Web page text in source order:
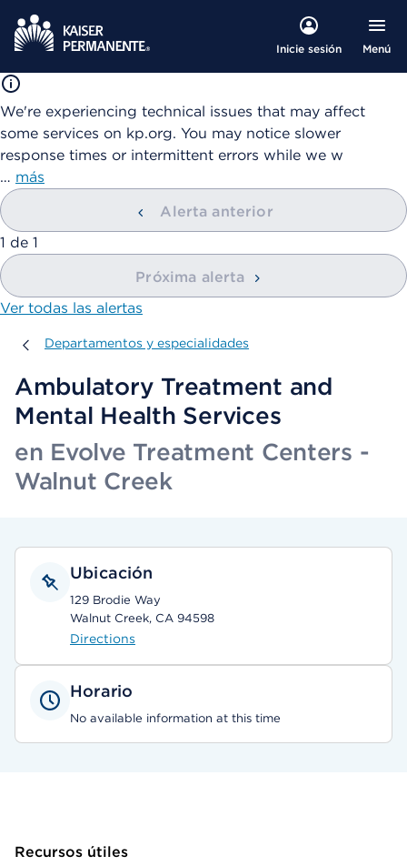
Inicie sesión Menú
We're experiencing technical issues that may affect
some services on kp.org. You may notice slower
response times or intermittent errors while we w
… más
Alerta anterior
mostrando
1 de 1
Próxima alerta
Ver todas las alertas
Departamentos y especialidades
Departamentos y especialidades
Ambulatory Treatment and
Mental Health Services
en Evolve Treatment Centers -
Walnut Creek
Ubicación
129 Brodie Way
Walnut Creek, CA 94598
Directions
Horario
No available information at this time
Recursos útiles